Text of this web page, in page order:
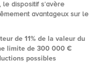
dispositif s’avère
avantageux sur le
de 11% de la valeur du
limite de 300 000 €
possibles